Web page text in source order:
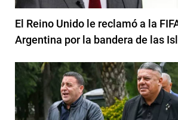
El Reino Unido le reclamó a la
Argentina por la bandera de las